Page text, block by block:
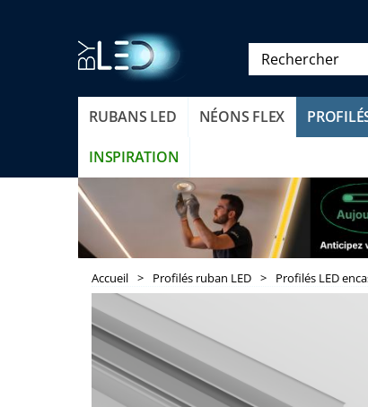
RUBANS LED NÉONS FLEX
INSPIRATION
Accueil > Profilés ruban LED > Profilés LED